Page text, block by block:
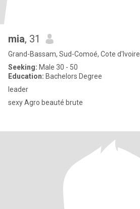
mia, 31
Grand-Bassam, Sud-Comoé, Cote d'Ivoire
Seeking: Male 30 - 50
Education: Bachelors Degree
leader
sexy Agro beauté brute